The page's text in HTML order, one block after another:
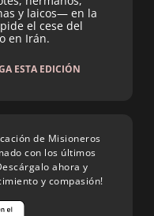
y laicos— en la
el cese del
en Irán.
ESTA EDICIÓN
de Misioneros
con los últimos
ahora y
y compasión!